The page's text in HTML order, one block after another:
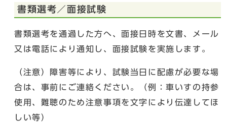
書類選考／面接試験
書類選考を通過した方へ、面接日時を文書、メール
又は電話により通知し、面接試験を実施します。
（注意）障害等により、試験当日に配慮が必要な場
合は、事前にご連絡ください。（例：車いすの持参
使用、難聴のため注意事項を文字により伝達してほ
しい等）